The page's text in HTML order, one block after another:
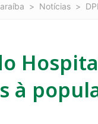
Notícias
à